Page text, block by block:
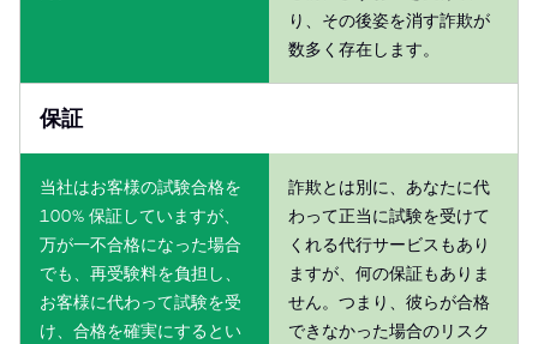
り、その後姿を消す詐欺が
数多く存在します。
保証
当社はお客様の試験合格を
100% 保証していますが、
万が一不合格になった場合
でも、再受験料を負担し、
お客様に代わって試験を受
け、合格を確実にするとい
詐欺とは別に、あなたに代
わって正当に試験を受けて
くれる代行サービスもあり
ますが、何の保証もありま
せん。つまり、彼らが合格
できなかった場合のリスク